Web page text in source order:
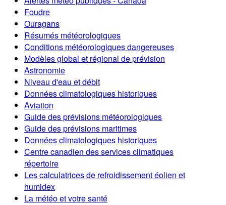
Foudre
Ouragans
Résumés météorologiques
Conditions météorologiques dangereuses
Modèles global et régional de prévision
Astronomie
Niveau d'eau et débit
Données climatologiques historiques
Aviation
Guide des prévisions météorologiques
Guide des prévisions maritimes
Données climatologiques historiques
Centre canadien des services climatiques
répertoire
Les calculatrices de refroidissement éolien et
humidex
La météo et votre santé